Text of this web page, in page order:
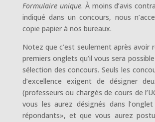
Formulaire unique. À moins d’avis
indiqué dans un concours, nous
copie papier à nos bureaux.
Notez que c’est seulement après avoir
premiers onglets qu’il vous sera possible
sélection des concours. Seuls les
d’excellence exigent de désigner
(professeurs ou chargés de cours de
vous les aurez désignés dans
répondants», et que vous aurez